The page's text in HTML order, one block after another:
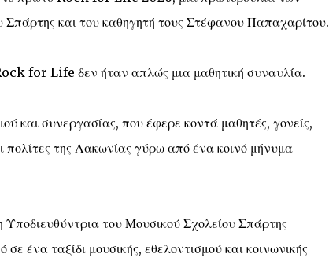
και του καθηγητή τους Στέφανου Παπαχαρίτου.
for Life δεν ήταν απλώς μια μαθητική συναυλία.
και συνεργασίας, που έφερε κοντά μαθητές, γονείς,
πολίτες της Λακωνίας γύρω από ένα κοινό μήνυμα
του Μουσικού Σχολείου Σπάρτης
ένα ταξίδι μουσικής, εθελοντισμού και κοινωνικής